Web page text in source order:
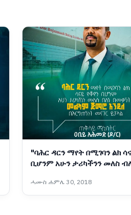
"ባሕር ዳርን ማየት በሚገባን ልክ
ቢሆንም አሁን ታሪካችንን መለስ
በእርግጠኝነት መናገር ይቻላል።”
ሚኒስትር ዐቢይ አሕመድ (ዶ/ር)
ሓሙስ ሐምሌ 30, 2018